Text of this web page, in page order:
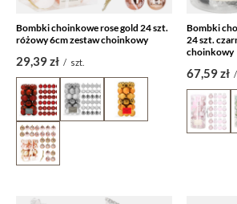
Bombki choinkowe rose gold 24 szt.
różowy 6cm zestaw choinkowy
29,39 zł / szt.
Bombki
24 szt.
choinkowy
67,59 zł /